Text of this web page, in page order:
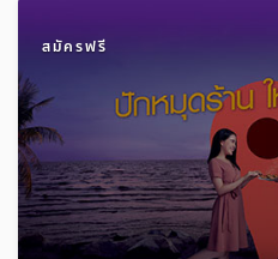
สมัครฟรี